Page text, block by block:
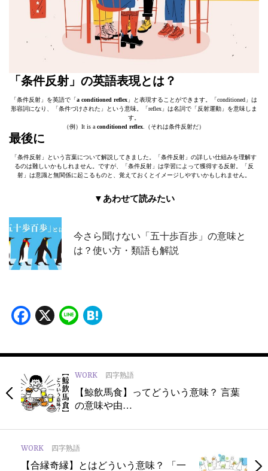
「条件反射」の英語表現とは？
「条件反射」を英語で「a conditioned reflex 」と表現することができます。「conditioned」は
形容詞になり、「条件づけされた」という意味。「reflex」は名詞で「反射運動」を意味しま
す。
（例）It is a conditioned reflex .（それは条件反射だ）
最後に
「条件反射」という言葉について解説してきました。「条件反射」の詳しい仕組みを理解す
るのは難しいかもしれません。ですが、「条件反射」は学習によって獲得する反射。「反
射」は意識と無関係に起こるものと、覚えておくとイメージしやすいかもしれません。
▼あわせて読みたい
今さら聞けない「五十歩百歩」の意味と
は？使い方・類語も解説
Facebook
X Line
WORK 四字熟語
【鯨飲馬食】ってどういう意味？ 言葉
の意味や由…
WORK 四字熟語
【合縁奇縁】とはどういう意味？ 「一